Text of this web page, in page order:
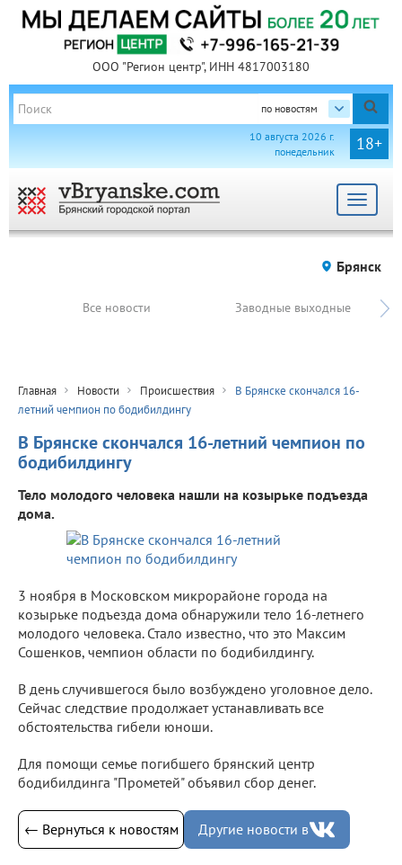
ООО "Регион центр", ИНН 4817003180
по новостям
18+
10 августа 2026 г.
понедельник
Toggle
Брянск
Все новости Заводные выходные
Главная Новости Происшествия
В Брянске скончался 16-
летний чемпион по бодибилдингу
В Брянске скончался 16-летний чемпион по
бодибилдингу
Тело молодого человека нашли на козырьке подъезда
дома.
3 ноября в Московском микрорайоне города на
козырьке подъезда дома обнаружили тело 16-летнего
молодого человека. Стало известно, что это Максим
Сошенков, чемпион области по бодибилдингу.
В день случившегося было возбуждено уголовное дело.
Сейчас следствие продолжает устанавливать все
обстоятельства гибели юноши.
Для помощи семье погибшего брянский центр
бодибилдинга "Прометей" объявил сбор денег.
← Вернуться к новостям Другие новости в